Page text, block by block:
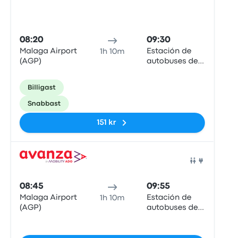
08:20
Malaga Airport
(AGP)
1h 10m
09:30
Estación de
autobuses de
Billigast
Snabbast
151 kr
08:45
Malaga Airport
(AGP)
1h 10m
09:55
Estación de
autobuses de